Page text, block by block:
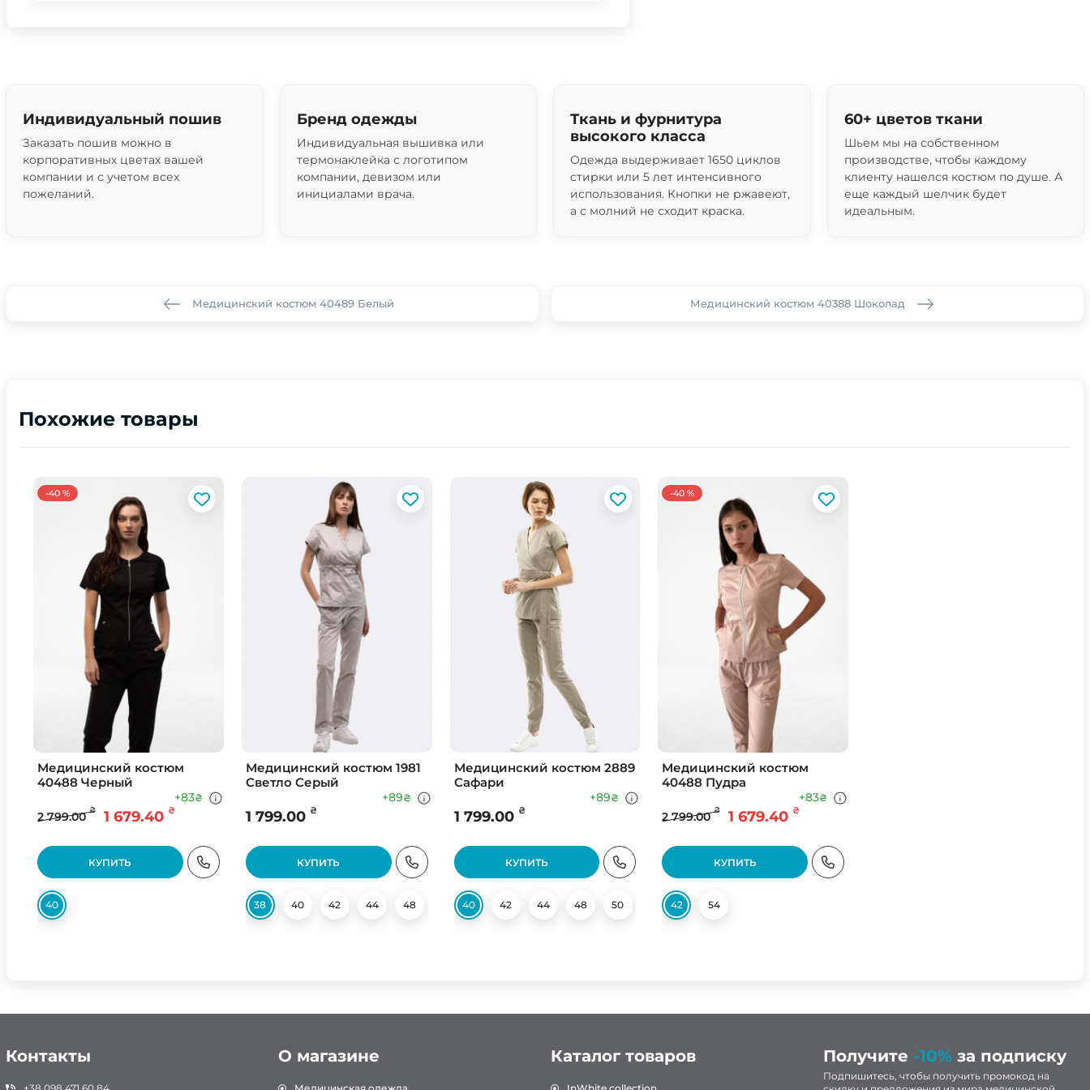
Индивидуальный пошив
Заказать пошив можно в
корпоративных цветах вашей
компании и с учетом всех
пожеланий.
Бренд одежды
Индивидуальная вышивка или
термонаклейка с логотипом
компании, девизом или
инициалами врача.
Ткань и фурнитура
высокого класса
Одежда выдерживает 1650 циклов
стирки или 5 лет интенсивного
использования. Кнопки не ржавеют,
а с молний не сходит краска.
60+ цветов ткани
Шьем мы на собственном
производстве, чтобы каждому
клиенту нашелся костюм по душе. А
еще каждый шелчик будет
идеальным.
Медицинский костюм 40489 Белый Медицинский костюм 40388 Шоколад
Похожие товары
-40 %
Медицинский костюм
40488 Черный
2 799.00 ₴ 1 679.40 ₴
+83₴
КУПИТЬ
40
Медицинский костюм 1981
Светло Серый
1 799.00 ₴
+89₴
КУПИТЬ
38 40 42 44 48 52
Медицинский костюм 2889
Сафари
1 799.00 ₴
+89₴
КУПИТЬ
40 42 44 48 50 54
-40 %
Медицинский костюм
40488 Пудра
2 799.00 ₴ 1 679.40 ₴
+83₴
КУПИТЬ
42 54
Контакты О магазине Каталог товаров Получите -10% за подписку
Подпишитесь, чтобы получить промокод на